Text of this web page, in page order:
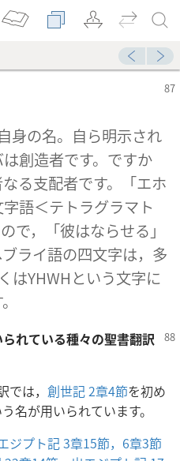
身の名。自ら明示され
創造者です。ですか
る支配者です。「エホ
語＜テトラグラマト
ライ語の四文字は，多
はYHWHという文字に
れている種々の聖書翻訳
は， 創世記 2章4節を初め
名が用いられています。
ジプト記 3章15節， 6章3節